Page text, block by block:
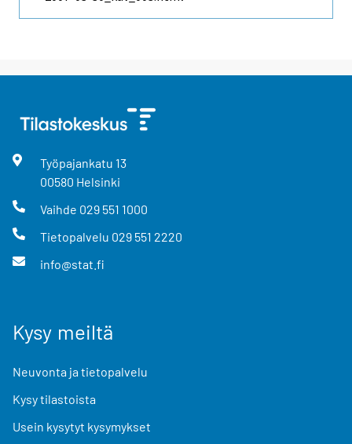
Työpajankatu 13
00580 Helsinki
Vaihde 029 551 1000
Tietopalvelu 029 551 2220
info@stat.fi
Kysy meiltä
Neuvonta ja tietopalvelu
Kysy tilastoista
Usein kysytyt kysymykset